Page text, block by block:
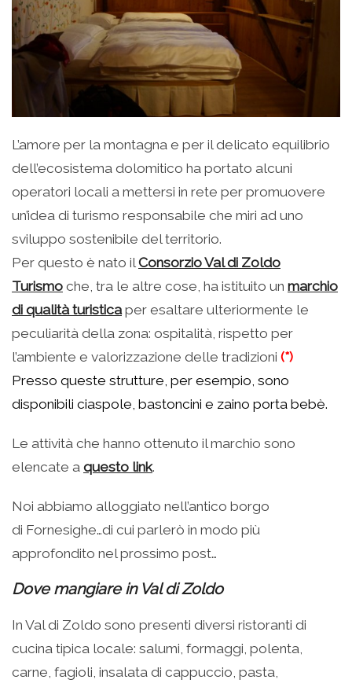
L’amore per la montagna e per il delicato equilibrio
dell’ecosistema dolomitico ha portato alcuni
operatori locali a mettersi in rete per promuovere
un’idea di turismo responsabile che miri ad uno
sviluppo sostenibile del territorio.
Per questo è nato ilConsorzio Val di Zoldo
Turismo che, tra le altre cose, ha istituito un marchio
di qualità turisticaper esaltare ulteriormente le
peculiarità della zona: ospitalità, rispetto per
l’ambiente e valorizzazione delle tradizioni (*)
Presso queste strutture, per esempio, sono
disponibili ciaspole, bastoncini e zaino porta bebè.
Le attività che hanno ottenuto il marchio sono
elencate a questo link.
Noi abbiamo alloggiato nell’antico borgo
di Fornesighe…di cui parlerò in modo più
approfondito nel prossimo post…
Dove mangiare in Val di Zoldo
In Val di Zoldo sono presenti diversi ristoranti di
cucina tipica locale: salumi, formaggi, polenta,
carne, fagioli, insalata di cappuccio, pasta,